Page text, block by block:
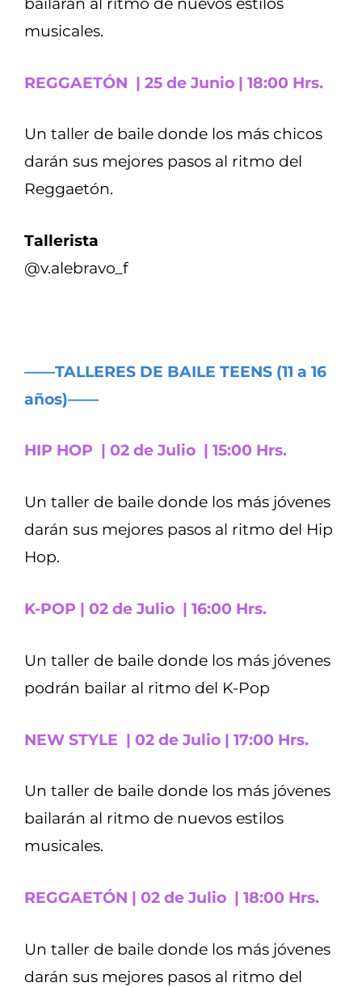
musicales.
REGGAETÓN | 25 de Junio | 18:00 Hrs.
Un taller de baile donde los más chicos
darán sus mejores pasos al ritmo del
Reggaetón.
Tallerista
@v.alebravo_f
——TALLERES DE BAILE TEENS (11 a 16
años)——
HIP HOP | 02 de Julio | 15:00 Hrs.
Un taller de baile donde los más jóvenes
darán sus mejores pasos al ritmo del Hip
Hop.
K-POP | 02 de Julio | 16:00 Hrs.
Un taller de baile donde los más jóvenes
podrán bailar al ritmo del K-Pop
NEW STYLE | 02 de Julio | 17:00 Hrs.
Un taller de baile donde los más jóvenes
bailarán al ritmo de nuevos estilos
musicales.
REGGAETÓN | 02 de Julio | 18:00 Hrs.
Un taller de baile donde los más jóvenes
darán sus mejores pasos al ritmo del